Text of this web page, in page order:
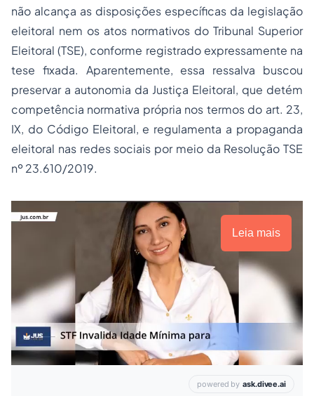
não alcança as disposições específicas da legislação
eleitoral nem os atos normativos do Tribunal Superior
Eleitoral (TSE), conforme registrado expressamente na
tese fixada. Aparentemente, essa ressalva buscou
preservar a autonomia da Justiça Eleitoral, que detém
competência normativa própria nos termos do art. 23,
IX, do Código Eleitoral, e regulamenta a propaganda
eleitoral nas redes sociais por meio da Resolução TSE
nº 23.610/2019.
Leia mais